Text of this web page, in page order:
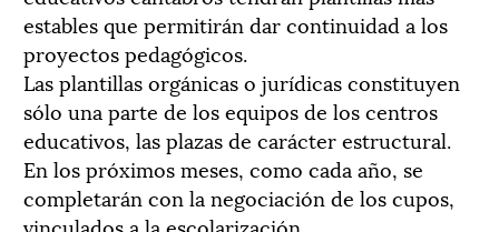
estables que permitirán dar continuidad a los
proyectos pedagógicos.
Las plantillas orgánicas o jurídicas constituyen
sólo una parte de los equipos de los centros
educativos, las plazas de carácter estructural.
En los próximos meses, como cada año, se
completarán con la negociación de los cupos,
vinculados a la escolarización.